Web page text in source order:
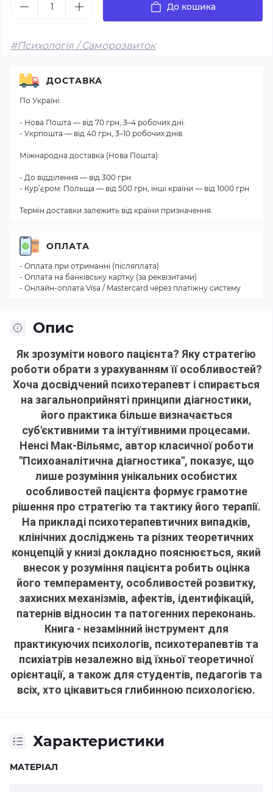
До кошика
#Психологія / Саморозвиток
Опис
Як зрозуміти нового пацієнта? Яку стратегію
роботи обрати з урахуванням її особливостей?
Хоча досвідчений психотерапевт і спирається
на загальноприйняті принципи діагностики,
його практика більше визначається
суб'єктивними та інтуїтивними процесами.
Ненсі Мак-Вільямс, автор класичної роботи
"Психоаналітична діагностика", показує, що
лише розуміння унікальних особистих
особливостей пацієнта формує грамотне
рішення про стратегію та тактику його терапії.
На прикладі психотерапевтичних випадків,
клінічних досліджень та різних теоретичних
концепцій у книзі докладно пояснюється, який
внесок у розуміння пацієнта робить оцінка
його темпераменту, особливостей розвитку,
захисних механізмів, афектів, ідентифікацій,
патернів відносин та патогенних переконань.
Книга - незамінний інструмент для
практикуючих психологів, психотерапевтів та
психіатрів незалежно від їхньої теоретичної
орієнтації, а також для студентів, педагогів та
всіх, хто цікавиться глибинною психологією.
Характеристики
МАТЕРІАЛ
ДОСТАВКА
По Україні:
- Нова Пошта — від 70 грн, 3–4 робочих дні.
- Укрпошта — від 40 грн, 3–10 робочих днів.
Міжнародна доставка (Нова Пошта):
- До відділення — від 300 грн
- Кур’єром: Польща — від 500 грн, інші країни — від 1000 грн
Термін доставки залежить від країни призначення.
ОПЛАТА
- Оплата при отриманні (післяплата)
- Оплата на банківську картку (за реквізитами)
- Онлайн-оплата Visa / Mastercard через платіжну систему